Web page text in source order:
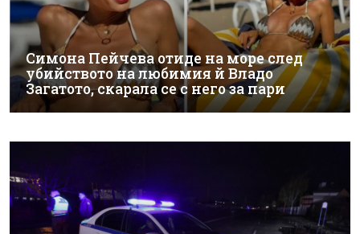
Симона Пейчева отиде на море след
убийството на любимия й Владо
Загатото, скарала се с него за пари